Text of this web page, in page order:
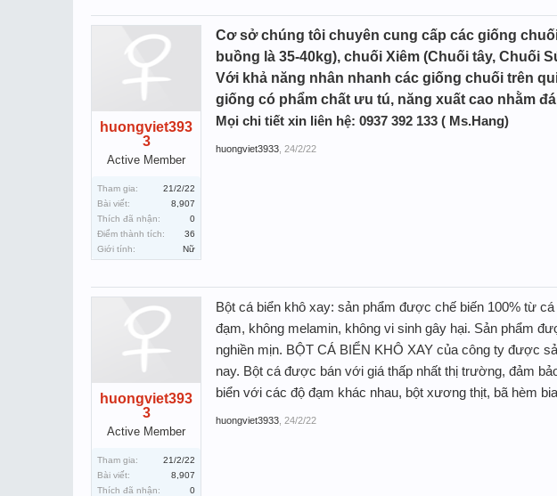
huongviet393
3
Active Member
Tham gia:
21/2/22
Bài viết:
8,907
Thích đã nhận:
0
Điểm thành tích:
36
Giới tính:
Nữ
Cơ sở chúng tôi chuyên cung cấp các giống
buồng là 35-40kg), chuối Xiêm (Chuối tây, Chuối
Với khả năng nhân nhanh các giống chuối trên
giống có phẩm chất ưu tú, năng xuất cao nhằm
Mọi chi tiết xin liên hệ: 0937 392 133 ( Ms.Hang)
huongviet3933 24/2/22
huongviet393
3
Active Member
Tham gia:
21/2/22
Bài viết:
8,907
Thích đã nhận:
0
Bột cá biển khô xay: sản phẩm được chế biến 100% từ
đạm, không melamin, không vi sinh gây hại. Sản phẩm
nghiền mịn. BỘT CÁ BIỂN KHÔ XAY của công ty được
nay. Bột cá được bán với giá thấp nhất thị trường, đảm
biển với các độ đạm khác nhau, bột xương thịt, bã hèm
huongviet3933 24/2/22